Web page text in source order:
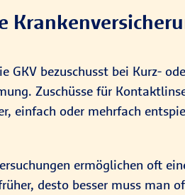
bezu­schusst bei Kurz-
Zuschüsse für
einfach oder mehrfach
ermög­lichen oft
desto besser muss man